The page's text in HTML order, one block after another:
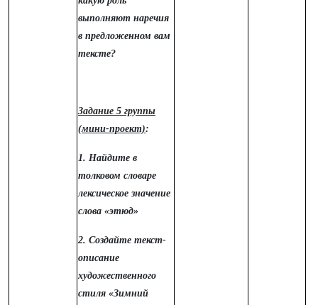
выполняют наречия
в предложенном вам
тексте?
Задание 5 группы
(мини-проект):
1. Найдите в
толковом словаре
лексическое значение
слова «этюд»
2. Создайте текст-
описание
художественного
стиля «Зимний